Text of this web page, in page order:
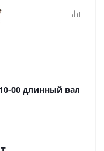
00 длинный вал